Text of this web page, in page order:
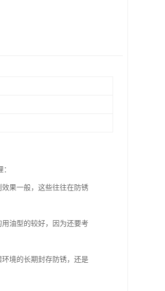
果一般，这些往往在防锈
油型的较好，因为还要考
境的长期封存防锈，还是